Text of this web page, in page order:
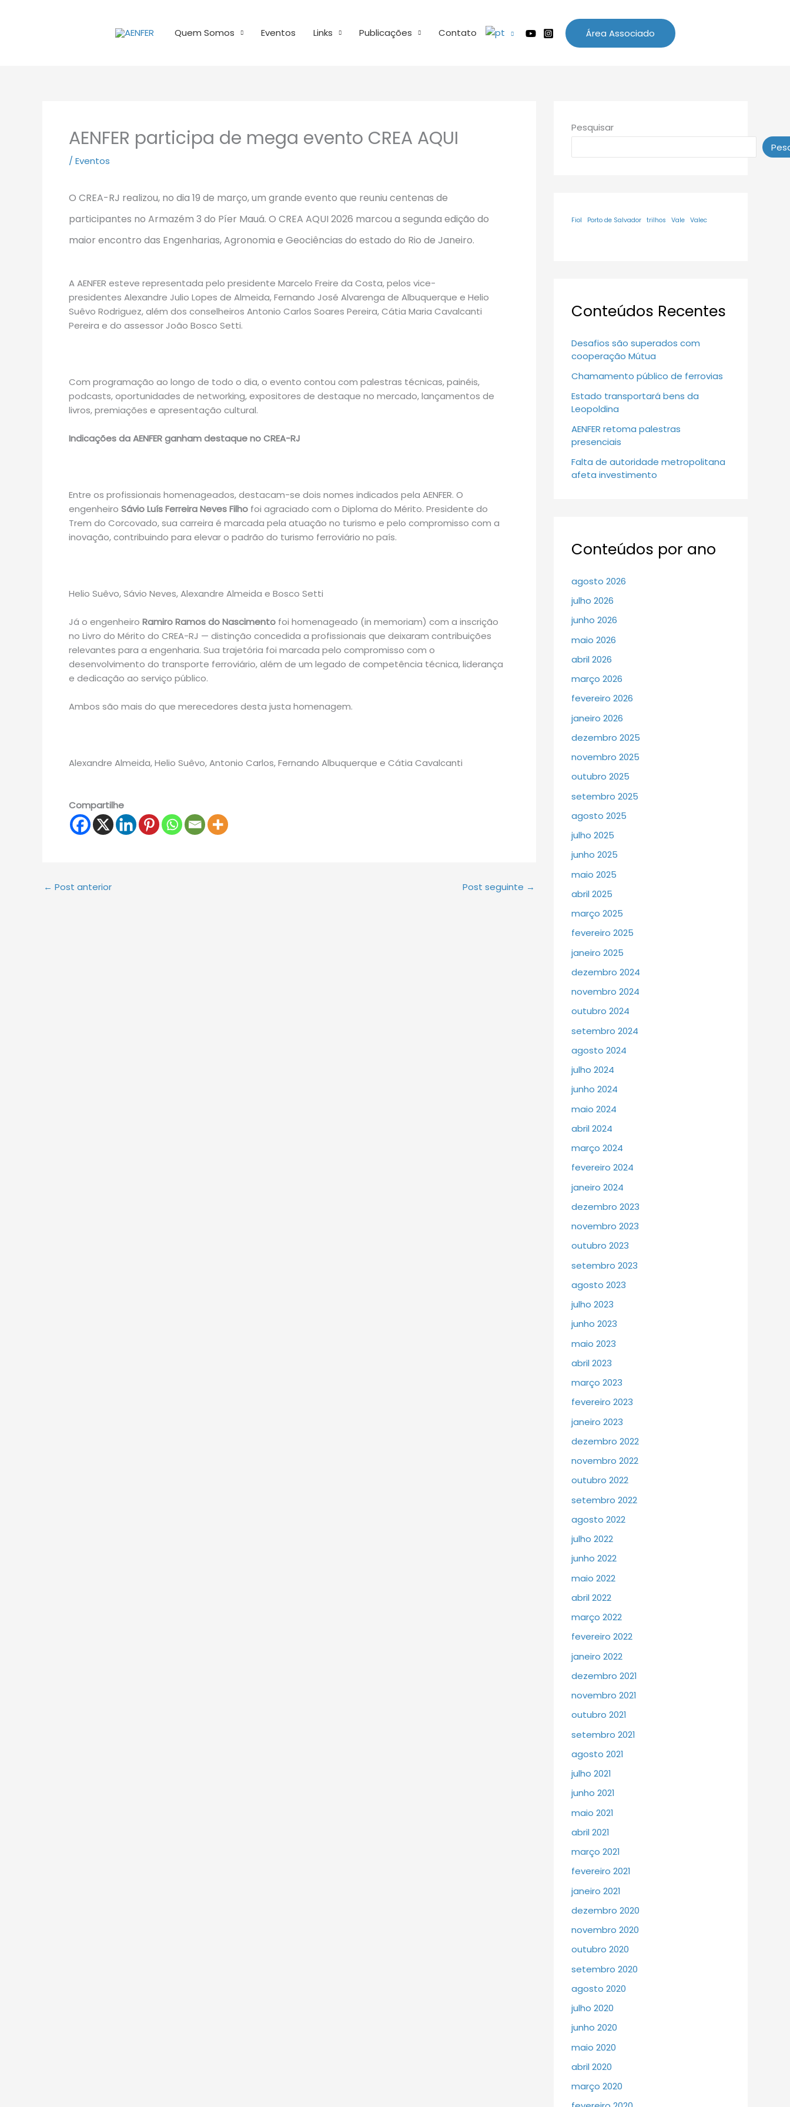
Quem Somos Eventos Links Publicações Contato Área Associado
AENFER participa de mega evento CREA AQUI
/ Eventos
O CREA-RJ realizou, no dia 19 de março, um grande evento que reuniu centenas de
participantes no Armazém 3 do Píer Mauá. O CREA AQUI 2026 marcou a segunda edição do
maior encontro das Engenharias, Agronomia e Geociências do estado do Rio de Janeiro.
AAENFER esteve representada pelo presidente Marcelo Freire da Costa, pelos vice-
presidentes Alexandre Julio Lopes de Almeida,Fernando José Alvarenga de Albuquerque e Helio
Suêvo Rodriguez, além dos conselheiros Antonio Carlos Soares Pereira,Cátia Maria Cavalcanti
Pereira e do assessor João Bosco Setti.
Com programação ao longo de todo o dia, o evento contou com palestras técnicas, painéis,
podcasts, oportunidades de networking, expositores de destaque no mercado, lançamentos de
livros, premiações e apresentação cultural.
Indicações da AENFER ganham destaque no CREA-RJ
Entre os profissionais homenageados, destacam-se dois nomes indicados pela AENFER. O
engenheiro Sávio Luís Ferreira Neves Filho foi agraciado com o Diploma do Mérito. Presidente do
Trem do Corcovado, sua carreira é marcada pela atuação no turismo e pelo compromisso com a
inovação, contribuindo para elevar o padrão do turismo ferroviário no país.
Helio Suêvo, Sávio Neves, Alexandre Almeida e Bosco Setti
Já o engenheiro Ramiro Ramos do Nascimento foi homenageado (in memoriam) com a inscrição
no Livro do Mérito do CREA-RJ — distinção concedida a profissionais que deixaram contribuições
relevantes para a engenharia. Sua trajetória foi marcada pelo compromisso com o
desenvolvimento do transporte ferroviário, além de um legado de competência técnica, liderança
e dedicação ao serviço público.
Ambos são mais do que merecedores desta justa homenagem.
Alexandre Almeida, Helio Suêvo, Antonio Carlos, Fernando Albuquerque e Cátia Cavalcanti
Compartilhe
← Post anterior Post seguinte →
Pesquisar
Fiol Porto de Salvador trilhos Vale Valec
Conteúdos Recentes
Desafios são superados com
cooperação Mútua
Chamamento público de ferrovias
Estado transportará bens da
Leopoldina
AENFER retoma palestras
presenciais
Falta de autoridade metropolitana
afeta investimento
Conteúdos por ano
agosto 2026
julho 2026
junho 2026
maio 2026
abril 2026
março 2026
fevereiro 2026
janeiro 2026
dezembro 2025
novembro 2025
outubro 2025
setembro 2025
agosto 2025
julho 2025
junho 2025
maio 2025
abril 2025
março 2025
fevereiro 2025
janeiro 2025
dezembro 2024
novembro 2024
outubro 2024
setembro 2024
agosto 2024
julho 2024
junho 2024
maio 2024
abril 2024
março 2024
fevereiro 2024
janeiro 2024
dezembro 2023
novembro 2023
outubro 2023
setembro 2023
agosto 2023
julho 2023
junho 2023
maio 2023
abril 2023
março 2023
fevereiro 2023
janeiro 2023
dezembro 2022
novembro 2022
outubro 2022
setembro 2022
agosto 2022
julho 2022
junho 2022
maio 2022
abril 2022
março 2022
fevereiro 2022
janeiro 2022
dezembro 2021
novembro 2021
outubro 2021
setembro 2021
agosto 2021
julho 2021
junho 2021
maio 2021
abril 2021
março 2021
fevereiro 2021
janeiro 2021
dezembro 2020
novembro 2020
outubro 2020
setembro 2020
agosto 2020
julho 2020
junho 2020
maio 2020
abril 2020
março 2020